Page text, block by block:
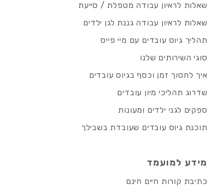
שאלות לראיון עבודה מטפלת / סייעת
שאלות לראיון עבודה גננת לגן ילדים
תהליך גיוס עובדים עם מיי פייס
סוגי השירותים שלנו
איך לחסוך זמן וכסף בגיוס עובדים
שדרוג תהליכי מיון עובדים
ספקים לגני ילדים ומעונות
תוכנת גיוס עובדים שעובדת בשבילך
מידע למועמד
כתיבת קורות חיים חינם